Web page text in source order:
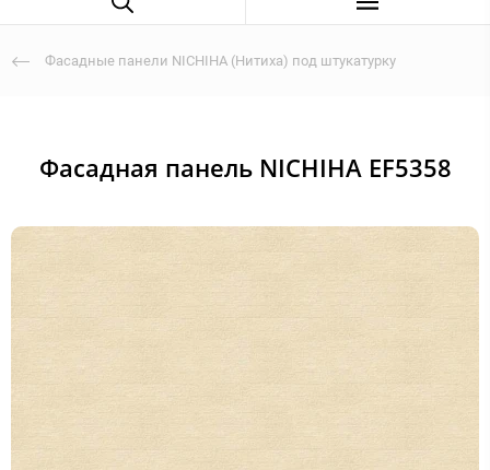
Фасадные панели NICHIHA (Нитиха) под штукатурку
Фасадная панель NICHIHA EF5358